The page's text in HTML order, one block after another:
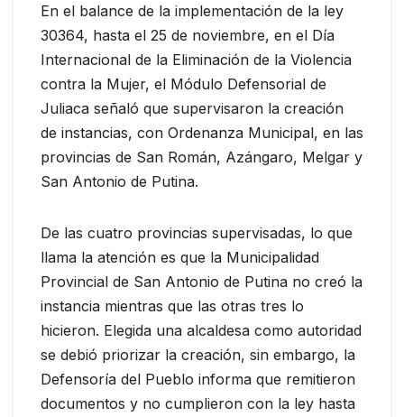
En el balance de la implementación de la ley
30364, hasta el 25 de noviembre, en el Día
Internacional de la Eliminación de la Violencia
contra la Mujer, el Módulo Defensorial de
Juliaca señaló que supervisaron la creación
de instancias, con Ordenanza Municipal, en las
provincias de San Román, Azángaro, Melgar y
San Antonio de Putina.
De las cuatro provincias supervisadas, lo que
llama la atención es que la Municipalidad
Provincial de San Antonio de Putina no creó la
instancia mientras que las otras tres lo
hicieron. Elegida una alcaldesa como autoridad
se debió priorizar la creación, sin embargo, la
Defensoría del Pueblo informa que remitieron
documentos y no cumplieron con la ley hasta